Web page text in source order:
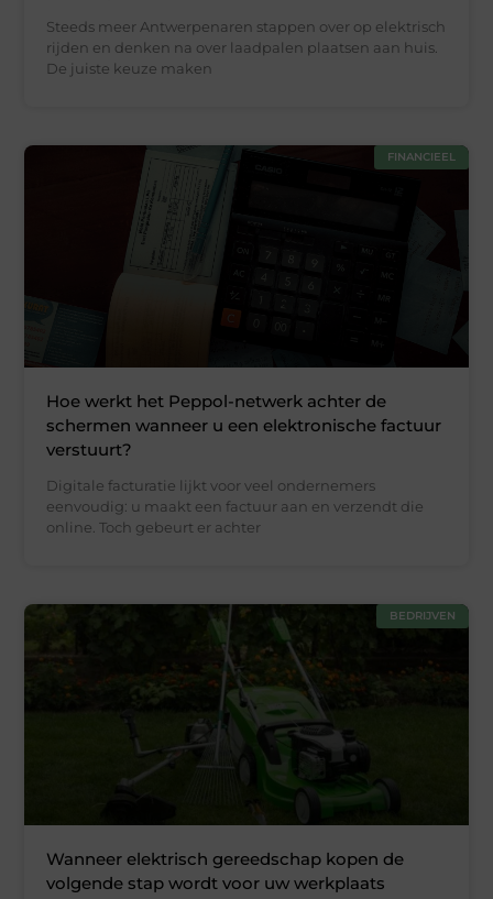
Steeds meer Antwerpenaren stappen over op elektrisch
rijden en denken na over laadpalen plaatsen aan huis.
De juiste keuze maken
FINANCIEEL
Hoe werkt het Peppol-netwerk achter de
schermen wanneer u een elektronische factuur
verstuurt?
Digitale facturatie lijkt voor veel ondernemers
eenvoudig: u maakt een factuur aan en verzendt die
online. Toch gebeurt er achter
BEDRIJVEN
Wanneer elektrisch gereedschap kopen de
volgende stap wordt voor uw werkplaats